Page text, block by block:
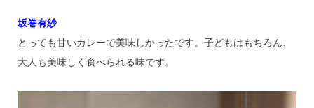
坂巻有紗
とっても甘いカレーで美味しかったです。子どもはもちろん、
大人も美味しく食べられる味です。